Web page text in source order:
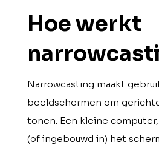
Hoe werkt
Narrowcasting maakt
beeldschermen om
tonen. Een kleine
(of ingebouwd in) het